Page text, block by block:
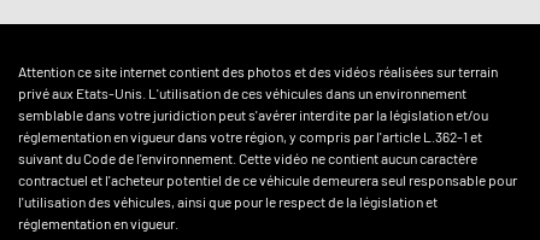
Attention ce site internet contient des photos et des vidéos réalisées sur terrain
privé aux Etats-Unis. L'utilisation de ces véhicules dans un environnement
semblable dans votre juridiction peut s'avérer interdite par la législation et/ou
réglementation en vigueur dans votre région, y compris par l'article L.362-1 et
suivant du Code de l'environnement. Cette vidéo ne contient aucun caractère
contractuel et l'acheteur potentiel de ce véhicule demeurera seul responsable pour
l'utilisation des véhicules, ainsi que pour le respect de la législation et
réglementation en vigueur.